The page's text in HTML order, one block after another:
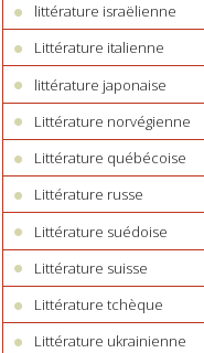
littérature israëlienne
Littérature italienne
littérature japonaise
Littérature norvégienne
Littérature québécoise
Littérature russe
Littérature suédoise
Littérature suisse
Littérature tchèque
Littérature ukrainienne